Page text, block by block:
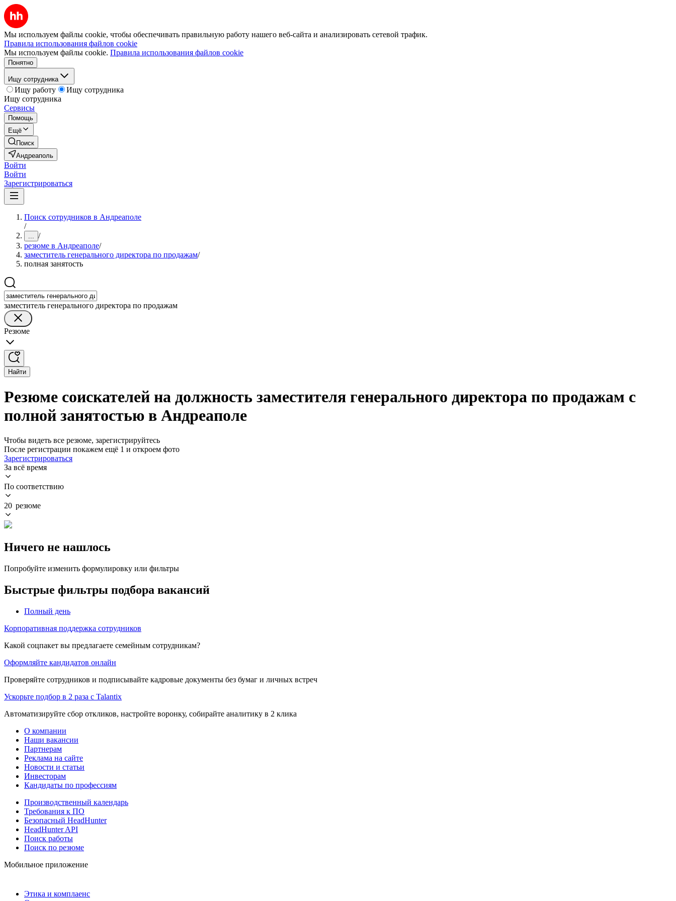
Мы используем файлы cookie, чтобы обеспечивать правильную работу нашего веб-сайта и анализировать сетевой трафик.
Правила использования файлов cookie
Мы используем файлы cookie. Правила использования файлов cookie
Понятно
Ищу сотрудника
Ищу работу
Ищу сотрудника
Ищу сотрудника
Сервисы
Помощь
Ещё
Поиск
Андреаполь
Войти
Войти
Зарегистрироваться
Поиск сотрудников в Андреаполе
/
... /
резюме в Андреаполе/
заместитель генерального директора по продажам/
полная занятость
заместитель генерального директора по продажам
Резюме
Найти
Резюме соискателей на должность заместителя генерального директора по продажам с
полной занятостью в Андреаполе
Чтобы видеть все резюме, зарегистрируйтесь
После регистрации покажем ещё 1 и откроем фото
Зарегистрироваться
За всё время
По соответствию
20 резюме
Ничего не нашлось
Попробуйте изменить формулировку или фильтры
Быстрые фильтры подбора вакансий
Полный день
Корпоративная поддержка сотрудников
Какой соцпакет вы предлагаете семейным сотрудникам?
Оформляйте кандидатов онлайн
Проверяйте сотрудников и подписывайте кадровые документы без бумаг и личных встреч
Ускорьте подбор в 2 раза с Talantix
Автоматизируйте сбор откликов, настройте воронку, собирайте аналитику в 2 клика
О компании
Наши вакансии
Партнерам
Реклама на сайте
Новости и статьи
Инвесторам
Кандидаты по профессиям
Производственный календарь
Требования к ПО
Безопасный HeadHunter
HeadHunter API
Поиск работы
Поиск по резюме
Мобильное приложение
Этика и комплаенс